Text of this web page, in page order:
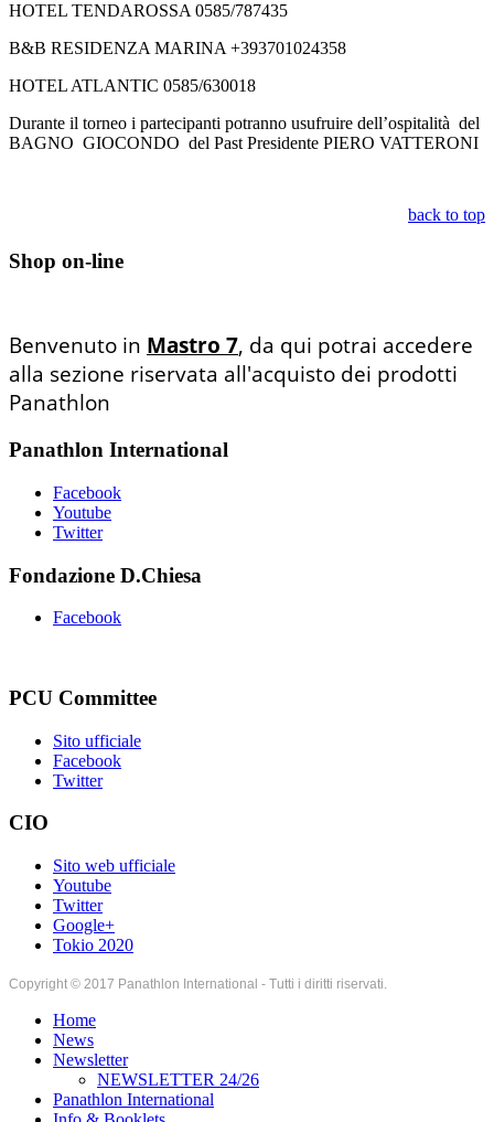
HOTEL TENDAROSSA 0585/787435
B&B RESIDENZA MARINA +393701024358
HOTEL ATLANTIC 0585/630018
Durante il torneo i partecipanti potranno usufruire dell’ospitalità del
BAGNO GIOCONDO del Past Presidente PIERO VATTERONI
back to top
Shop on-line
Benvenuto in Mastro 7, da qui potrai accedere
alla sezione riservata all'acquisto dei prodotti
Panathlon
Panathlon International
Facebook
Youtube
Twitter
Fondazione D.Chiesa
Facebook
PCU Committee
Sito ufficiale
Facebook
Twitter
CIO
Sito web ufficiale
Youtube
Twitter
Google+
Tokio 2020
Copyright © 2017 Panathlon International - Tutti i diritti riservati.
Home
News
Newsletter
NEWSLETTER 24/26
Panathlon International